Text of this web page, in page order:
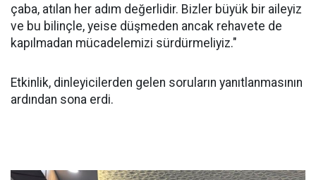
çaba, atılan her adım değerlidir. Bizler büyük bir aileyiz
ve bu bilinçle, yeise düşmeden ancak rehavete de
kapılmadan mücadelemizi sürdürmeliyiz."
Etkinlik, dinleyicilerden gelen soruların yanıtlanmasının
ardından sona erdi.